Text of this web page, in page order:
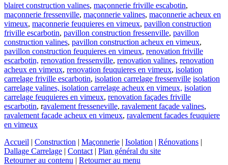
blairet construction valines, maçonnerie friville escabotin,
maçonnerie fressenville, maçonnerie valines, maçonnerie acheux en
vimeux, maçonnerie feuquieres en vimeux, pavillon construction
friville escarbotin, pavillon construction fressenville, pavillon
construction valines, pavillon construction acheux en vimeux,
pavillon construction feuquieres en vimeux, renovation friville
escarbotin, renovation fressenville, renovation valines, renovation
acheux en vimeux, renovation feuquieres en vimeux, isolation
carrelage friville escarbotin, isolation carrelage fressenville isolation
carrelage valines, isolation carrelage acheux en vimeux, isolation
carrelage feuquieres en vimeux, renovation façades friville
escarbotin, ravalement fresseneville, ravalement façade valines,
ravalement facade acheux en vimeux, ravalement facades feuquiere
en vimeux
Accueil | Construction | Maçonnerie | Isolation | Rénovations |
Dallage Carrelage | Contact | Plan général du site
Retourner au contenu | Retourner au menu